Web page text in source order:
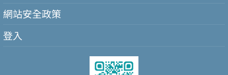
網站安全政策
登入